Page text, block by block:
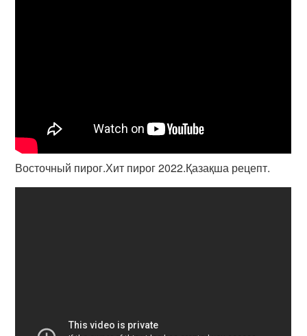
Восточный пирог.Хит пирог 2022.Қазақша рецепт.